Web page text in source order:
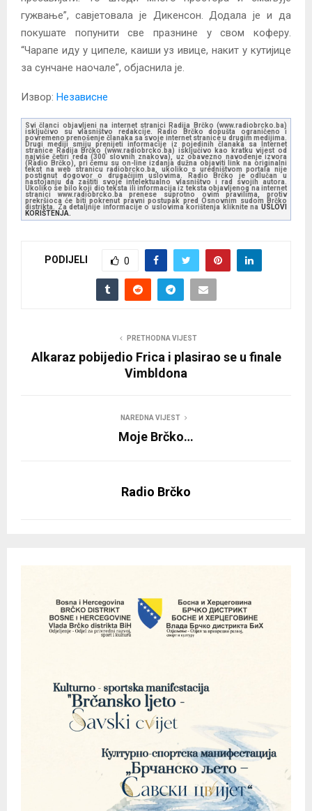
гужвање”, савјетовала је Дикенсон. Додала је и да
покушате попунити све празнине у свом коферу.
“Чарапе иду у ципеле, каиши уз ивице, накит у кутијице
за сунчане наочале”, објаснила је.
Извор: Независне
Svi članci objavljeni na internet stranici Radija Brčko (www.radiobrcko.ba)
isključivo su vlasništvo redakcije. Radio Brčko dopušta ograničeno i
povremeno prenošenje članaka sa svoje internet stranice u drugim medijima.
Drugi mediji smiju prenijeti informacije iz pojedinih članaka sa Internet
stranice Radija Brčko (www.radiobrcko.ba) isključivo kao kratku vijest od
najviše četiri reda (300 slovnih znakova), uz obavezno navođenje izvora
(Radio Brčko), pri čemu su on-line izdanja dužna objaviti link na originalni
tekst na web stranicu radiobrcko.ba, ukoliko s uredništvom portala nije
postignut dogovor o drugačijim uslovima. Radio Brčko je odlučan u
nastojanju da zaštiti svoje intelektualno vlasništvo i rad svojih autora.
Ukoliko se bilo koji dio teksta ili informacija iz teksta objavljenog na internet
stranici www.radiobrcko.ba prenese suprotno ovim pravilima, protiv
prekršioca će biti pokrenut pravni postupak pred Osnovnim sudom Brčko
distrikta. Za detaljnije informacije o uslovima korištenja kliknite na USLOVI
KORIŠTENJA.
PODIJELI 0
PRETHODNA VIJEST
Alkaraz pobijedio Frica i plasirao se u finale
Vimbldona
NAREDNA VIJEST
Moje Brčko…
Radio Brčko